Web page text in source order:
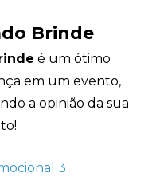
Brinde
é um ótimo
em um evento,
a opinião da sua